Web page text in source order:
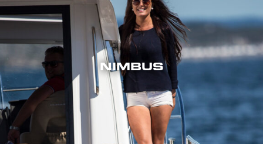
NIMBUS